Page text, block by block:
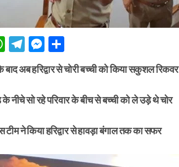
WhatsApp
Telegram
Messenger
अब हरिद्वार से चोरी बच्ची को किया सकुशल रिकवर
नीचे सो रहे परिवार के बीच से बच्ची को ले उड़े थे चोर
ने किया हरिद्वार से हावड़ा बंगाल तक का सफर